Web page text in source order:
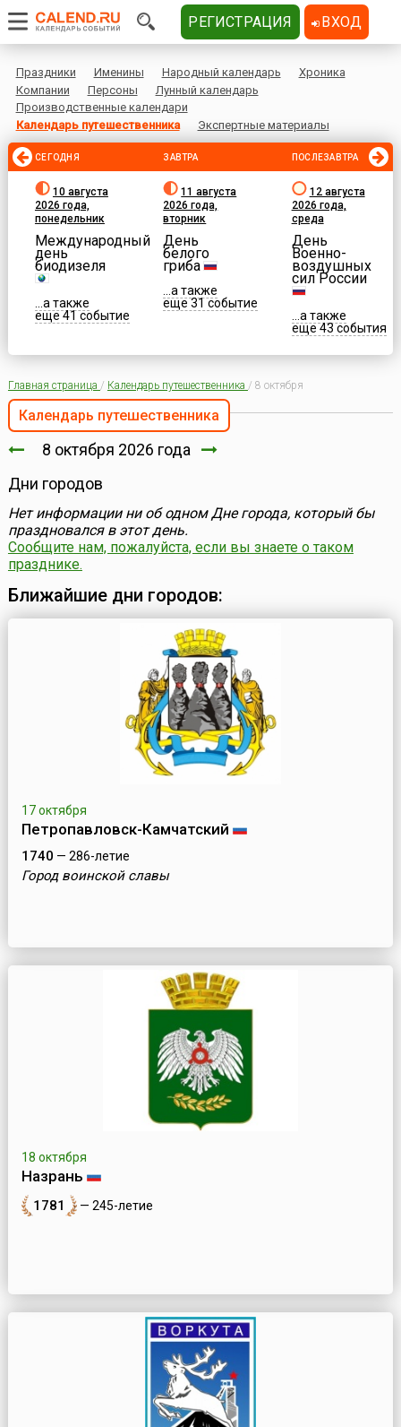
Праздники Именины Народный календарь
Хроника
Компании
Персоны
Лунный календарь
Производственные календари
Календарь путешественника
Экспертные материалы
СЕГОДНЯ
10 августа
2026 года,
понедельник
Международный
день
биодизеля
...а также
еще 41 событие
ЗАВТРА
11 августа
2026 года,
вторник
День
белого
гриба
...а также
еще 31 событие
ПОСЛЕЗАВТРА
12 августа
2026 года,
среда
День
Военно-
воздушных
сил России
...а также
еще 43 события
Главная страница / Календарь путешественника / 8 октября
Календарь путешественника
8 октября 2026 года
Дни городов
Нет информации ни об одном Дне города, который бы
праздновался в этот день.
Сообщите нам, пожалуйста, если вы знаете о таком
празднике.
Ближайшие дни городов:
17 октября
Петропавловск-Камчатский
1740 — 286-летие
Город воинской славы
18 октября
Назрань
1781 — 245-летие
РЕГИСТРАЦИЯ ВХОД